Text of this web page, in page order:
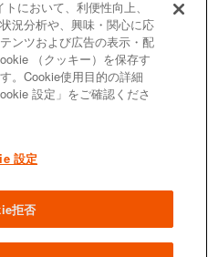
サイトポリシー
において、利便性向上、
況分析や、興味・関心に応
ンツおよび広告の表示・配
（クッキー）を保存す
。Cookie使用目的の詳細
設定」をご確認くださ
設定
拒否